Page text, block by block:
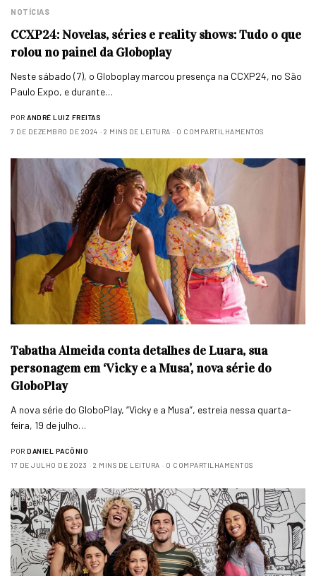
NOTÍCIAS
CCXP24: Novelas, séries e reality shows: Tudo o que
rolou no painel da Globoplay
Neste sábado (7), o Globoplay marcou presença na CCXP24, no São
Paulo Expo, e durante…
POR ANDRÉ LUIZ FREITAS
7 DE DEZEMBRO DE 2024
2 MINS DE LEITURA 0 COMPARTILHAMENTOS
Tabatha Almeida conta detalhes de Luara, sua
personagem em ‘Vicky e a Musa’, nova série do
GloboPlay
A nova série do GloboPlay, “Vicky e a Musa”, estreia nessa quarta-
feira, 19 de julho…
POR DANIEL PACÔNIO
17 DE JULHO DE 2023
2 MINS DE LEITURA 0 COMPARTILHAMENTOS